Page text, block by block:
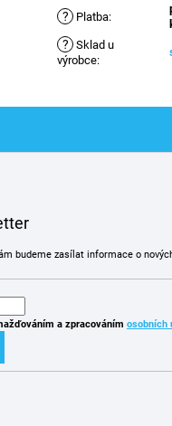
? Platba:
? Sklad u
výrobce:
budeme zasílat informace o
a zpracováním osobních